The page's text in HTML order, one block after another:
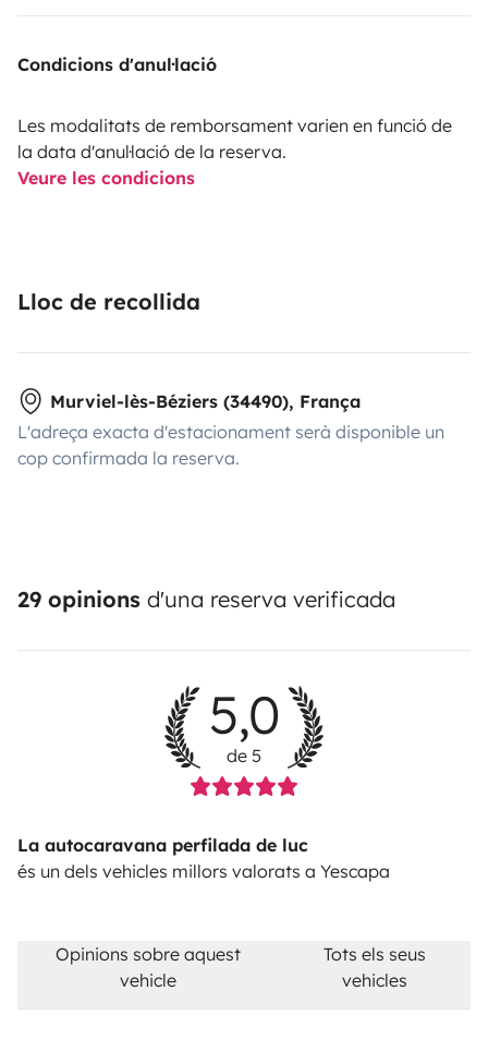
Condicions d'anul·lació
Les modalitats de remborsament varien en funció de
la data d'anul·lació de la reserva.
Veure les condicions
Lloc de recollida
Murviel-lès-Béziers (34490), França
L'adreça exacta d'estacionament serà disponible un
cop confirmada la reserva.
29 opinions d'una reserva verificada
5,0
de 5
La autocaravana perfilada de luc
és un dels vehicles millors valorats a Yescapa
Opinions sobre aquest
vehicle
Tots els seus
vehicles